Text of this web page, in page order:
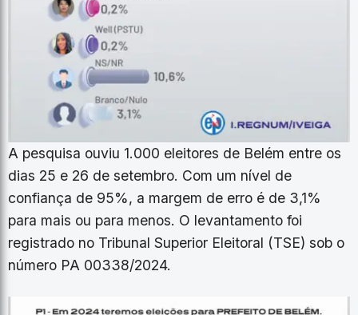
A pesquisa ouviu 1.000 eleitores de Belém entre os
dias 25 e 26 de setembro. Com um nível de
confiança de 95%, a margem de erro é de 3,1%
para mais ou para menos. O levantamento foi
registrado no Tribunal Superior Eleitoral (TSE) sob o
número PA 00338/2024.